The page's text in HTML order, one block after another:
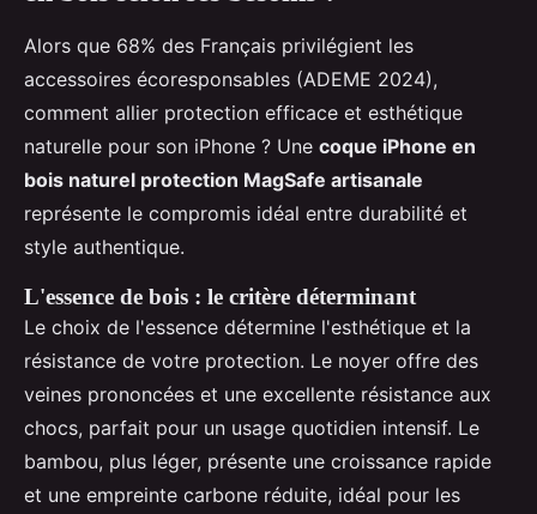
Alors que 68% des Français privilégient les
accessoires écoresponsables (ADEME 2024),
comment allier protection efficace et esthétique
naturelle pour son iPhone ? Une coque iPhone en
bois naturel protection MagSafe artisanale
représente le compromis idéal entre durabilité et
style authentique.
L'essence de bois : le critère déterminant
Le choix de l'essence détermine l'esthétique et la
résistance de votre protection. Le noyer offre des
veines prononcées et une excellente résistance aux
chocs, parfait pour un usage quotidien intensif. Le
bambou, plus léger, présente une croissance rapide
et une empreinte carbone réduite, idéal pour les